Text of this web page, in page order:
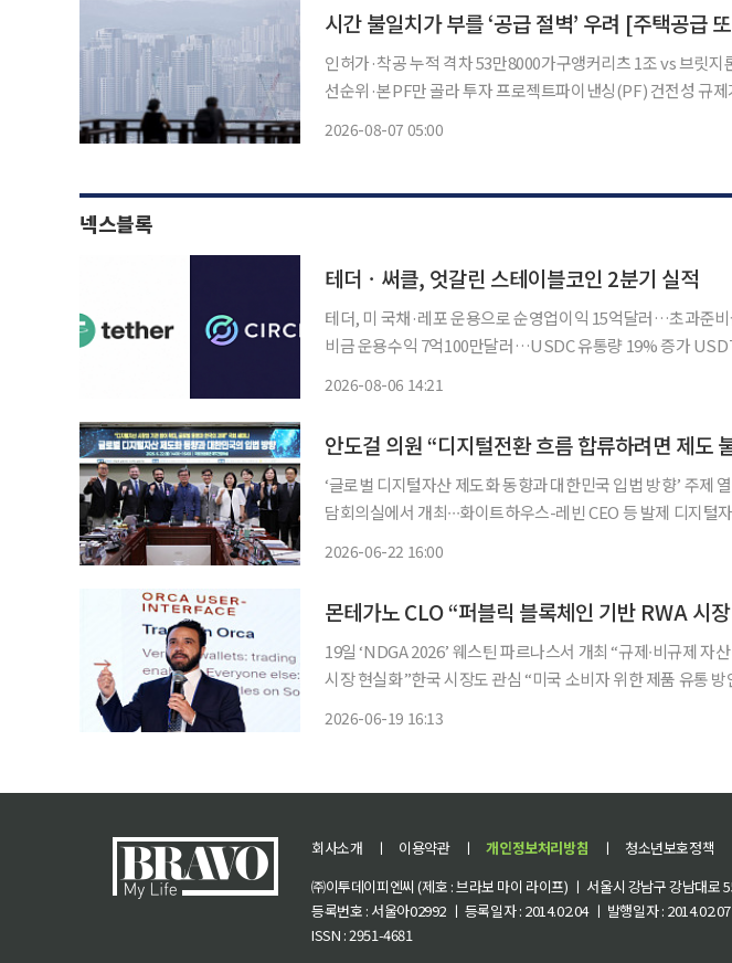
시간 불일치가 부를 ‘공급 절벽’ 우려 [주택공급
인허가·착공 누적 격차 53만8000가구앵커리츠 1조 vs 브릿
선순위·본PF만 골라 투자 프로젝트파이낸싱(PF) 건전성 규제가 내년부터 시행되지만 대출
2026-08-07 05:00
넥스블록
테더ㆍ써클, 엇갈린 스테이블코인 2분기 실적
테더, 미 국채·레포 운용으로 순영업이익 15억달러…초과준
비금 운용수익 7억100만달러…USDC 유통량 19% 증가
2026-08-06 14:21
안도걸 의원 “디지털전환 흐름 합류하려면 제도
‘글로벌 디지털자산 제도화 동향과 대한민국 입법 방향’ 주제
담회의실에서 개최∙∙∙화이트하우스-레빈 CEO 등 발제 디지털
2026-06-22 16:00
19일 ‘NDGA 2026’ 웨스틴 파르나스서 개최 “규제∙비규제 자
시장 현실화”한국 시장도 관심 “미국 소비자 위한 제품 유통 방안 고민” 미국 기
2026-06-19 16:13
회사소개 ㅣ 이용약관 ㅣ 개인정보처리방침 ㅣ 청소년보호정책
㈜이투데이피엔씨 (제호 : 브라보 마이 라이프) ㅣ 서울시 강남구 강남대
등록번호 : 서울아02992 ㅣ 등록일자 : 2014.02.04 ㅣ 발행일자 :
ISSN : 2951-4681